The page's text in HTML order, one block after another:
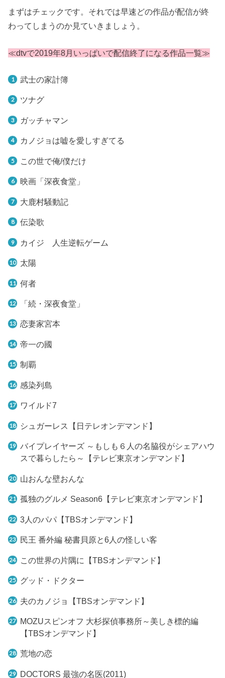
まずはチェックです。それでは早速どの作品が配信が終
わってしまうのか見ていきましょう。
≪dtvで2019年8月いっぱいで配信終了になる作品一覧≫
武士の家計簿
ツナグ
ガッチャマン
カノジョは嘘を愛しすぎてる
この世で俺/僕だけ
映画「深夜食堂」
大鹿村騒動記
伝染歌
カイジ 人生逆転ゲーム
太陽
何者
「続・深夜食堂」
恋妻家宮本
帝一の國
制覇
感染列島
ワイルド7
シュガーレス【日テレオンデマンド】
バイプレイヤーズ ～もしも６人の名脇役がシェアハウ
スで暮らしたら～【テレビ東京オンデマンド】
山おんな壁おんな
孤独のグルメ Season6【テレビ東京オンデマンド】
3人のパパ【TBSオンデマンド】
民王 番外編 秘書貝原と6人の怪しい客
この世界の片隅に【TBSオンデマンド】
グッド・ドクター
夫のカノジョ【TBSオンデマンド】
MOZUスピンオフ 大杉探偵事務所～美しき標的編
【TBSオンデマンド】
荒地の恋
DOCTORS 最強の名医(2011)